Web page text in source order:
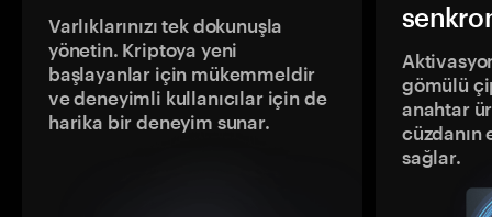
Varlıklarınızı tek dokunuşla
yönetin. Kriptoya yeni
başlayanlar için mükemmeldir
ve deneyimli kullanıcılar için de
harika bir deneyim sunar.
gömülü
anahtar
sağlar.